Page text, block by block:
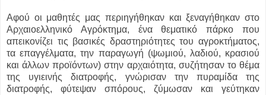
Αφού οι μαθητές μας περιηγήθηκαν και ξεναγήθηκαν στο
Αρχαιοελληνικό Αγρόκτημα, ένα θεματικό πάρκο που
απεικονίζει τις βασικές δραστηριότητες του αγροκτήματος,
τα επαγγέλματα, την παραγωγή (ψωμιού, λαδιού, κρασιού
και άλλων προϊόντων) στην αρχαιότητα, συζήτησαν το θέμα
της υγιεινής διατροφής, γνώρισαν την πυραμίδα της
διατροφής, φύτεψαν σπόρους, ζύμωσαν και γεύτηκαν